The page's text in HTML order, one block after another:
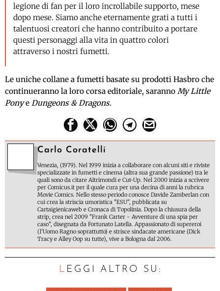
legione di fan per il loro incrollabile supporto, mese
dopo mese. Siamo anche eternamente grati a tutti i
talentuosi creatori che hanno contribuito a portare
questi personaggi alla vita in quattro colori
attraverso i nostri fumetti.
Le uniche collane a fumetti basate su prodotti Hasbro che
continueranno la loro corsa editoriale, saranno My Little
Ponye Dungeons & Dragons.
Carlo Coratelli
Venezia, (1979). Nel 1999 inizia a collaborare con alcuni siti e riviste
specializzate in fumetti e cinema (altra sua grande passione) tra le
quali sono da citare Altrimondi e Cut-Up. Nel 2000 inizia a scrivere
per Comicus.it per il quale cura per una decina di anni la rubrica
Movie Comics. Nello stesso periodo conosce Davide Zamberlan con
cui crea la striscia umoristica "ESU", pubblicata su
Cartaigienicaweb e Cronaca di Topolinia. Dopo la chiusura della
strip, crea nel 2009 "Frank Carter - Avventure di una spia per
caso", disegnata da Fortunato Latella. Appassionato di supereroi
(l'Uomo Ragno soprattutto) e strisce sindacate americane (Dick
Tracy e Alley Oop su tutte), vive a Bologna dal 2006.
LEGGI ALTRO SU: